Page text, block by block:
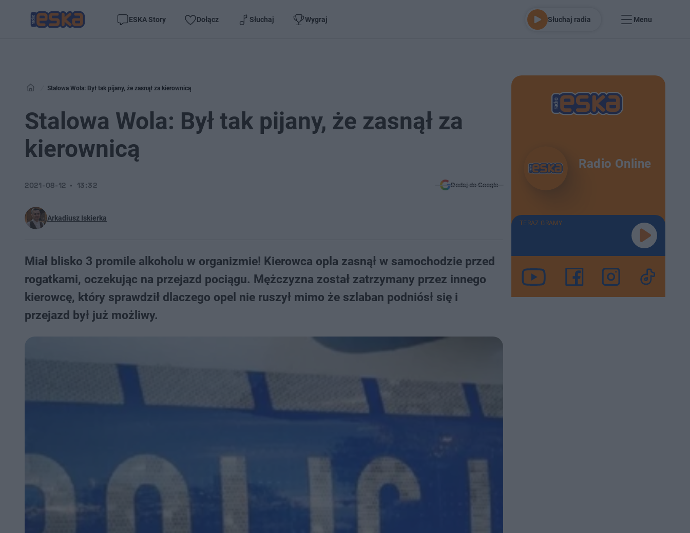
ESKA Story Dołącz Słuchaj Wygraj Słuchaj radia Menu
Stalowa Wola: Był tak pijany, że zasnął za kierownicą
Stalowa Wola: Był tak pijany, że zasnął za
kierownicą
Arkadiusz Iskierka
2021-08-12 13:32 Dodaj do Google
Miał blisko 3 promile alkoholu w organizmie! Kierowca opla zasnął w samochodzie przed
rogatkami, oczekując na przejazd pociągu. Mężczyzna został zatrzymany przez innego
kierowcę, który sprawdził dlaczego opel nie ruszył mimo że szlaban podniósł się i
przejazd był już możliwy.
Radio Online
TERAZ GRAMY